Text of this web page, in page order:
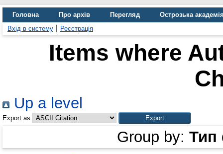
Головна Про архів Перегляд
Острозька
Вхід в систему
Реєстрація
Items where
Up a level
Export as
Group by: Тип